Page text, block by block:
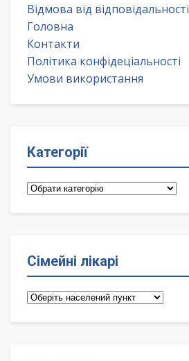
Відмова від відповідальності
Головна
Контакти
Політика конфідеціальності
Умови використання
Категорії
Категорії
Сімейні лікарі
Сімейні